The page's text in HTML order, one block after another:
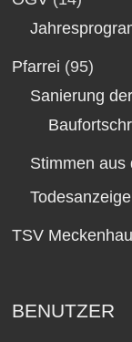
Pfarrei (95)
Sanierung
Stimmen aus
TSV
BENUTZER